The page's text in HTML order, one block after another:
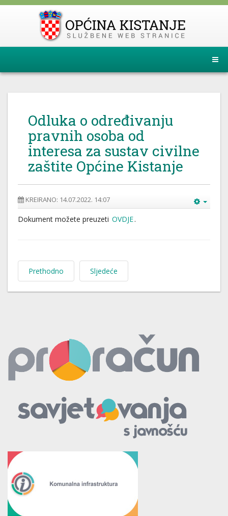
Odluka o određivanju
pravnih osoba od
interesa za sustav civilne
zaštite Općine Kistanje
KREIRANO: 14.07.2022. 14:07
Dokument možete preuzeti OVDJE.
Prethodno Sljedeće